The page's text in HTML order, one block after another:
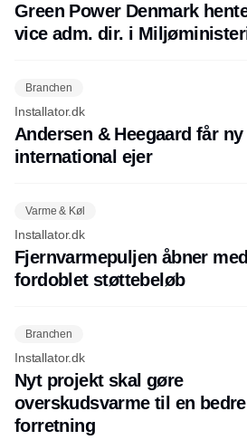
Green Power Denmark
vice adm. dir. i
Branchen
Installator.dk
Andersen & Heegaard får ny
international ejer
Varme & Køl
Installator.dk
Fjernvarmepuljen åbner med
fordoblet støttebeløb
Branchen
Installator.dk
Nyt projekt skal gøre
overskudsvarme til en bedre
forretning